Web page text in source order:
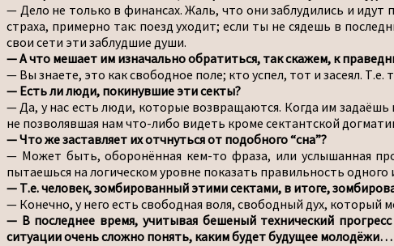
— Дело не только в финансах. Жаль, что они заблудились и
страха, примерно так: поезд уходит; если ты не сядешь в
свои сети эти заблудшие души.
— А что мешает им изначально обратиться, так скажем, к
— Вы знаете, это как свободное поле; кто успел, тот и засеял.
— Есть ли люди, покинувшие эти секты?
— Да, у нас есть люди, которые возвращаются. Когда им задаёшь
не позволявшая нам что-либо видеть кроме сектантской
— Что же заставляет их отчнуться от подобного “сна”?
— Может быть, оборонённая кем-то фраза, или услышанная
пытаешься на логическом уровне показать правильность одного
— Т.е. человек, зомбированный этими сектами, в итоге,
— Конечно, у него есть свободная воля, свободный дух, который
— В последнее время, учитывая бешеный технический
ситуации очень сложно понять, каким будет будущее молодёжи…